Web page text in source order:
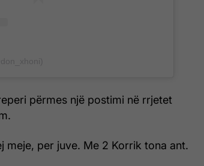
përmes një postimi në rrjetet
meje, per juve. Me 2 Korrik tona ant.